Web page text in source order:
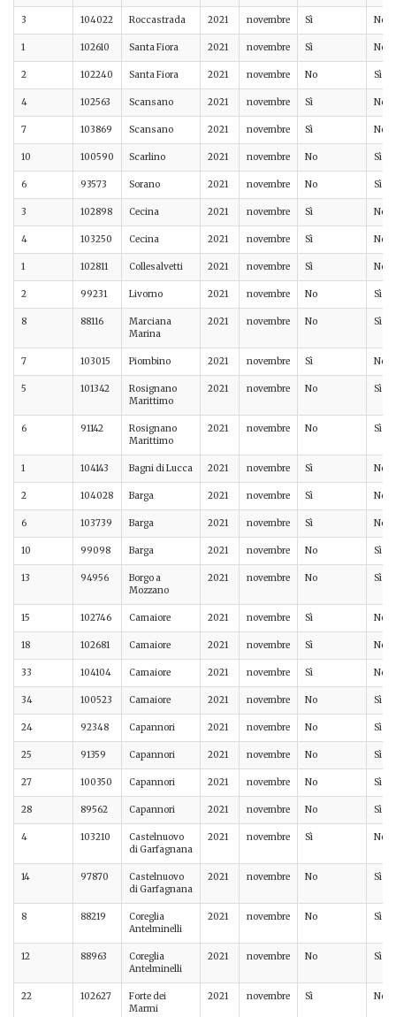
3 104022 Roccastrada 2021 novembre Sì No
1 102610 Santa Fiora 2021 novembre Sì No
2 102240 Santa Fiora 2021 novembre No Sì
4 102563 Scansano 2021 novembre Sì No
7 103869 Scansano 2021 novembre Sì No
10 100590 Scarlino 2021 novembre No Sì
6 93573 Sorano 2021 novembre No Sì
3 102898 Cecina 2021 novembre Sì No
4 103250 Cecina 2021 novembre Sì No
1 102811 Collesalvetti 2021 novembre Sì No
2 99231 Livorno 2021 novembre No Sì
8 88116
Marciana
Marina
2021 novembre No Sì
7 103015 Piombino 2021 novembre Sì No
5 101342
Rosignano
Marittimo
2021 novembre No Sì
6 91142
Rosignano
Marittimo
2021 novembre No Sì
1 104143 Bagni di Lucca 2021 novembre Sì No
2 104028 Barga 2021 novembre Sì No
6 103739 Barga 2021 novembre Sì No
10 99098 Barga 2021 novembre No Sì
13 94956
Borgo a
Mozzano
2021 novembre No Sì
15 102746 Camaiore 2021 novembre Sì No
18 102681 Camaiore 2021 novembre Sì No
33 104104 Camaiore 2021 novembre Sì No
34 100523 Camaiore 2021 novembre No Sì
24 92348 Capannori 2021 novembre No Sì
25 91359 Capannori 2021 novembre No Sì
27 100350 Capannori 2021 novembre No Sì
28 89562 Capannori 2021 novembre No Sì
4 103210
Castelnuovo
di Garfagnana
2021 novembre Sì No
14 97870
Castelnuovo
di Garfagnana
2021 novembre No Sì
8 88219
Coreglia
Antelminelli
2021 novembre No Sì
12 88963
Coreglia
Antelminelli
2021 novembre No Sì
22 102627
Forte dei
Marmi
2021 novembre Sì No